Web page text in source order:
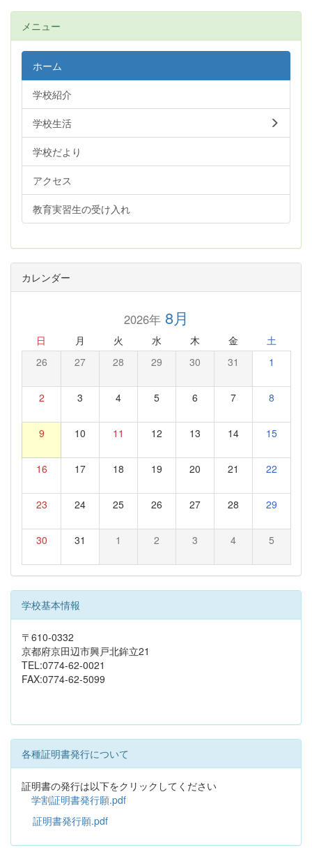
メニュー
ホーム
学校紹介
学校生活
学校だより
アクセス
教育実習生の受け入れ
カレンダー
2026年8月
日 月 火 水 木 金 土
26 27 28 29 30 31 1
2 3 4 5 6 7 8
9 10 11 12 13 14 15
16 17 18 19 20 21 22
23 24 25 26 27 28 29
30 31 1 2 3 4 5
学校基本情報
〒610-0332
京都府京田辺市興戸北鉾立21
TEL:0774-62-0021
FAX:0774-62-5099
各種証明書発行について
証明書の発行は以下をクリックしてください
学割証明書発行願.pdf
証明書発行願.pdf